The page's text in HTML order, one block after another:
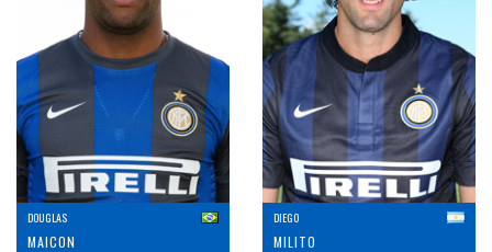
DOUGLAS
MAICON
DIEGO
MILITO